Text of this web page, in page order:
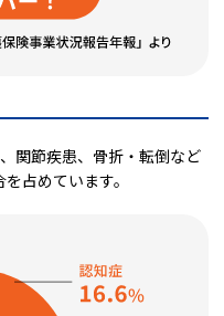
関節疾患、骨折・転倒など
占めています。